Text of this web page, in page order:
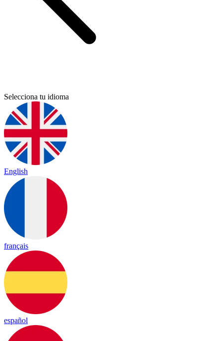
Selecciona tu idioma
English
français
español